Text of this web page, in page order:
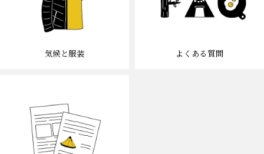
気候と服装 よくある質問